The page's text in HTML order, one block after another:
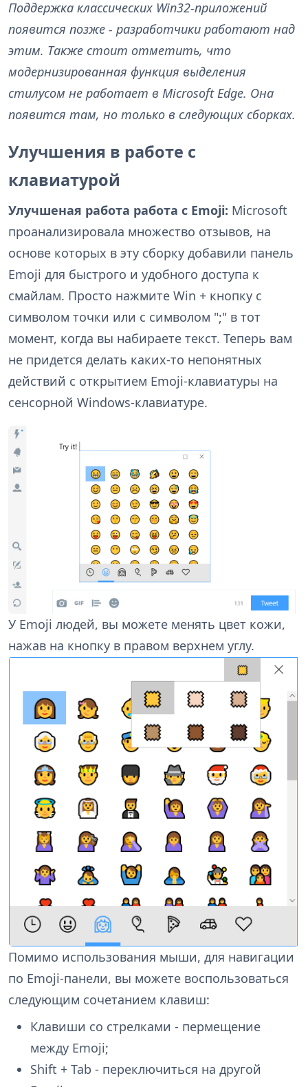
Поддержка классических Win32-приложений
появится позже - разработчики работают над
этим. Также стоит отметить, что
модернизированная функция выделения
стилусом не работает в Microsoft Edge. Она
появится там, но только в следующих сборках.
Улучшения в работе с
клавиатурой
Улучшеная работа работа с Emoji: Microsoft
проанализировала множество отзывов, на
основе которых в эту сборку добавили панель
Emoji для быстрого и удобного доступа к
смайлам. Просто нажмите Win + кнопку с
символом точки или с символом ";" в тот
момент, когда вы набираете текст. Теперь вам
не придется делать каких-то непонятных
действий с открытием Emoji-клавиатуры на
сенсорной Windows-клавиатуре.
У Emoji людей, вы можете менять цвет кожи,
нажав на кнопку в правом верхнем углу.
Помимо использования мыши, для навигации
по Emoji-панели, вы можете воспользоваться
следующим сочетанием клавиш:
Клавиши со стрелками - пермещение
между Emoji;
Shift + Tab - переключиться на другой